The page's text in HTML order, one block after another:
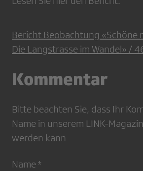
Bericht Beobachtung «Schöne
Die Langstrasse im Wandel» /
Kommentar
Bitte beachten Sie, dass Ihr
Name in unserem LINK-
werden kann
Name *